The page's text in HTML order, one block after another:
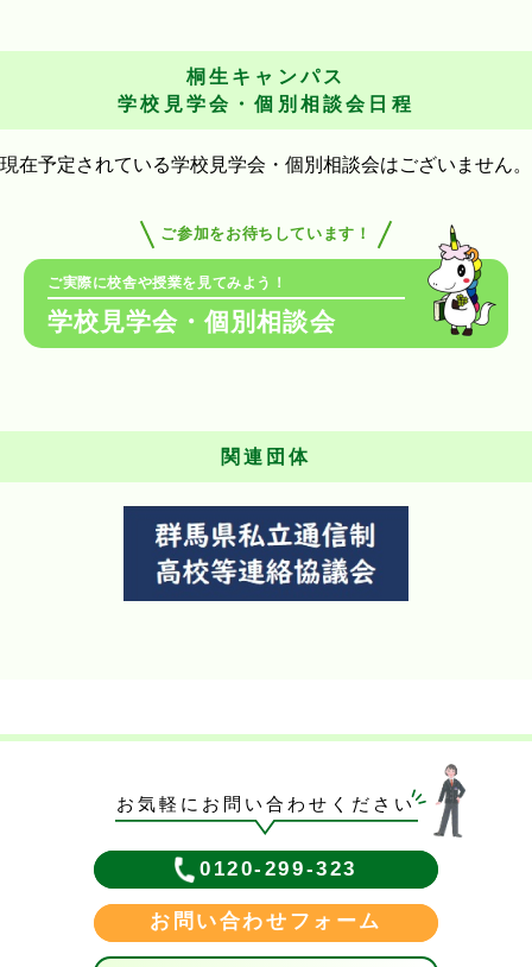
桐生キャンパス
学校見学会・個別相談会日程
現在予定されている学校見学会・個別相談会はございません。
ご参加をお待ちしています！
ご実際に校舎や授業を見てみよう！
学校見学会・個別相談会
関連団体
お気軽にお問い合わせください
0120-299-323
お問い合わせフォーム